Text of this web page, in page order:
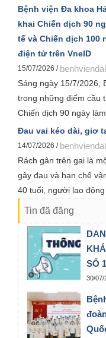
Kyoko Sudo làm
đến tham quan, trao
và chăm sóc người
Bệnh viện Đa khoa
khai Chiến dịch 90
tế và Chiến dịch 100
điện tử trên VneID
15/07/2026 /
Sáng ngày 15/7/2026,
trong những điểm cầu
Chiến dịch 90 ngày
của 12 cơ sở dữ liệu
ngày tạo lập, cập nhật
VNeID, do Bộ Y tế tổ
khai đến các đơn vị
trực tuyến từ Bộ Y tế
Đau vai kéo dài, giơ
14/07/2026 /
Rách gân trên gai là
gây đau và hạn chế
40 tuổi, người lao
Tin đã đăng
SỐ
30/07/